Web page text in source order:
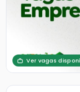
Ver vagas